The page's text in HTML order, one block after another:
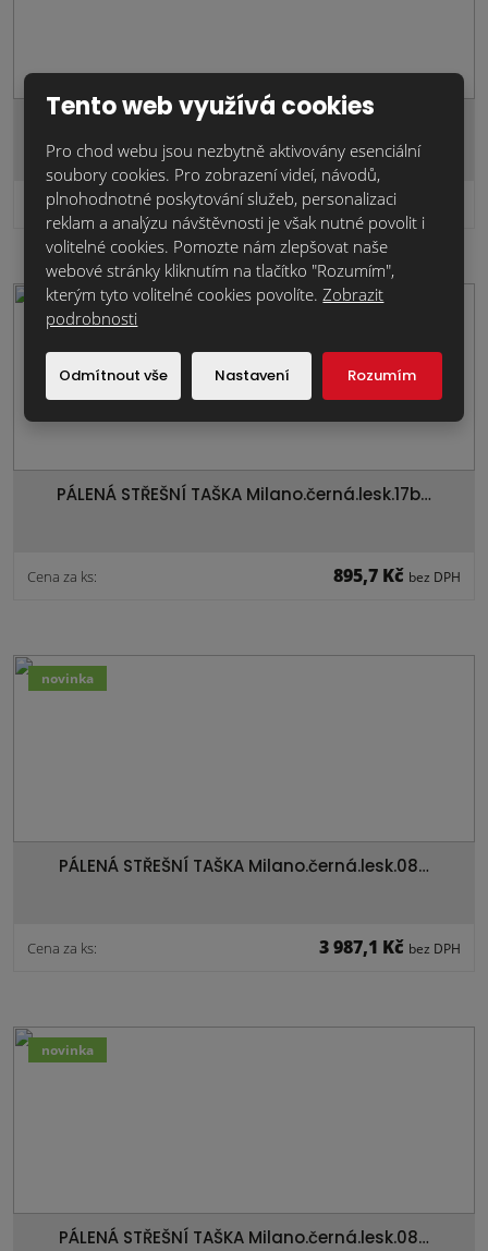
PÁLENÁ STŘEŠNÍ TAŠKA Milano.černá.lesk.17a…
Cena za ks: 764,1 Kč
PÁLENÁ STŘEŠNÍ TAŠKA Milano.černá.lesk.17b…
Cena za ks: 895,7 Kč bez DPH
novinka
PÁLENÁ STŘEŠNÍ TAŠKA Milano.černá.lesk.08…
Cena za ks: 3 987,1 Kč bez DPH
novinka
PÁLENÁ STŘEŠNÍ TAŠKA Milano.černá.lesk.08…
novinka
Tento web využívá cookies
Pro chod webu jsou nezbytně aktivovány esenciální
soubory cookies. Pro zobrazení videí, návodů,
plnohodnotné poskytování služeb, personalizaci
reklam a analýzu návštěvnosti je však nutné povolit i
volitelné cookies. Pomozte nám zlepšovat naše
webové stránky kliknutím na tlačítko "Rozumím",
kterým tyto volitelné cookies povolíte.Zobrazit
podrobnosti
Odmítnout vše Nastavení Rozumím